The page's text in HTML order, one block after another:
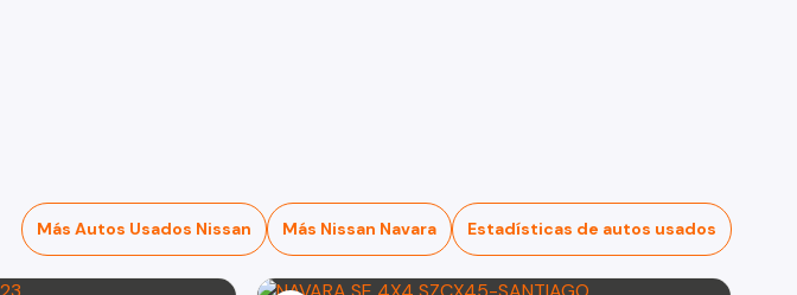
Más Autos Usados Nissan Más Nissan Navara Estadísticas de autos usados